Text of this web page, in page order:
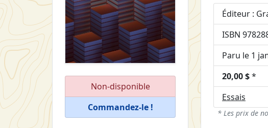
Non-disponible
Commandez-le !
Éditeur :
ISBN
Paru le 1
20,00 $*
Essais
* Les prix de